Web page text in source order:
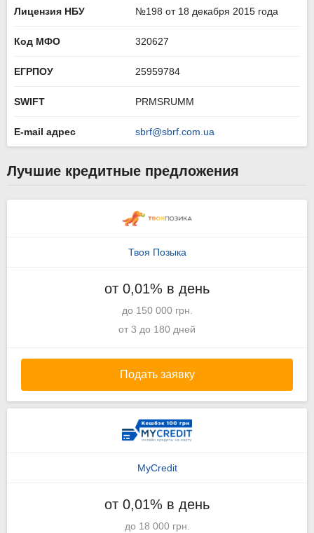
Лицензия НБУ №198 от 18 декабря 2015 года
Код МФО 320627
ЕГРПОУ 25959784
SWIFT PRMSRUMM
E-mail адрес sbrf@sbrf.com.ua
Лучшие кредитные предложения
Твоя Позыка
от 0,01% в день
до 150 000 грн.
от 3 до 180 дней
Подать заявку
MyCredit
от 0,01% в день
до 18 000 грн.